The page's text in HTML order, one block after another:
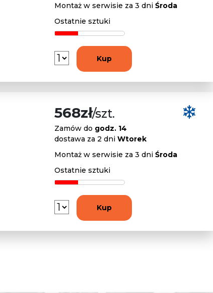
Montaż w serwisie za 3 dni Środa
Ostatnie sztuki
Kup
568zł/szt.
Zamów do godz. 14
dostawa za 2 dni Wtorek
Montaż w serwisie za 3 dni Środa
Ostatnie sztuki
Kup